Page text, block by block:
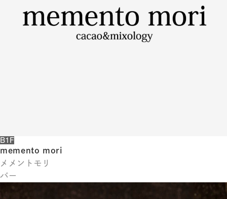
B1F
memento mori
メメントモリ
バー